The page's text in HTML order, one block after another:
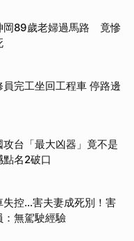
岡89歲老婦過馬路 竟慘
完工坐回工程車 停路邊
台「最大凶器」竟不是
名2破口
失控…害夫妻成死別！害
無駕駛經驗